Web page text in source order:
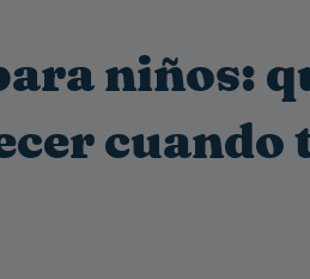
niños:
cuando